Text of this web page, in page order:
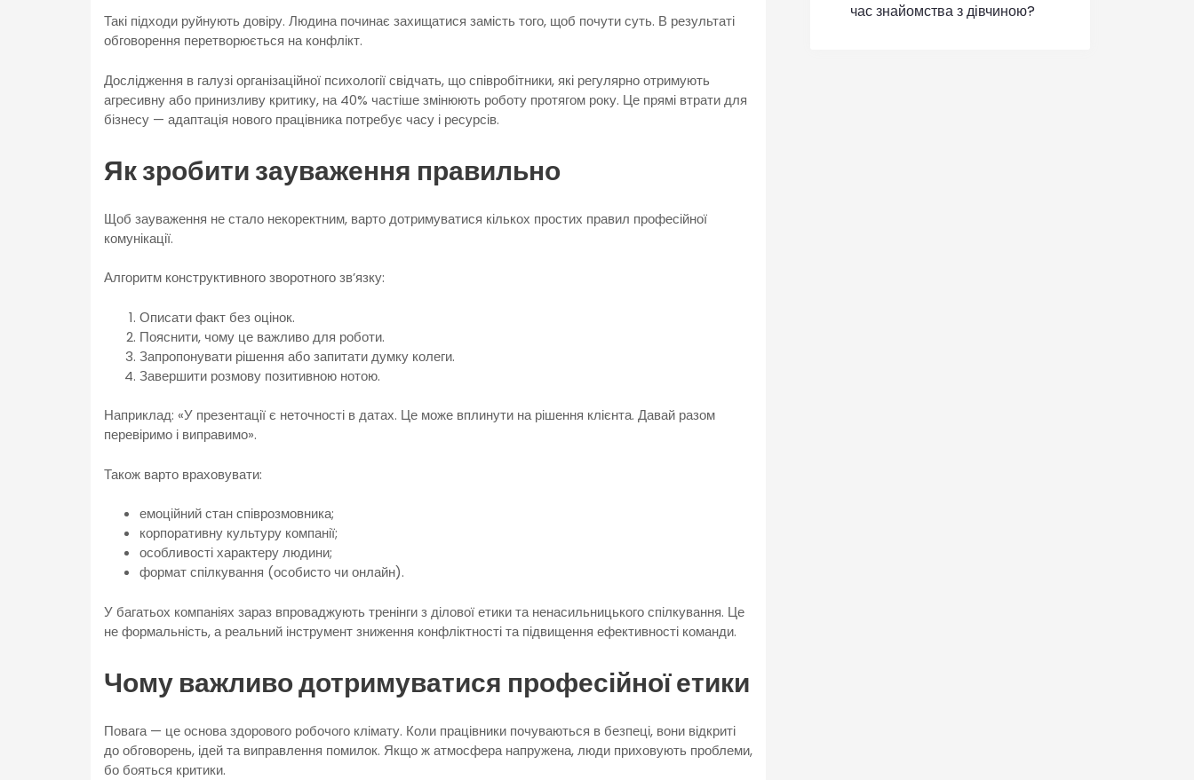
Такі підходи руйнують довіру. Людина починає захищатися замість того, щоб почути суть. В результаті
обговорення перетворюється на конфлікт.
Дослідження в галузі організаційної психології свідчать, що співробітники, які регулярно отримують
агресивну або принизливу критику, на 40% частіше змінюють роботу протягом року. Це прямі втрати для
бізнесу — адаптація нового працівника потребує часу і ресурсів.
Як зробити зауваження правильно
Щоб зауваження не стало некоректним, варто дотримуватися кількох простих правил професійної
комунікації.
Алгоритм конструктивного зворотного зв’язку:
Описати факт без оцінок.
Пояснити, чому це важливо для роботи.
Запропонувати рішення або запитати думку колеги.
Завершити розмову позитивною нотою.
Наприклад: «У презентації є неточності в датах. Це може вплинути на рішення клієнта. Давай разом
перевіримо і виправимо».
Також варто враховувати:
емоційний стан співрозмовника;
корпоративну культуру компанії;
особливості характеру людини;
формат спілкування (особисто чи онлайн).
У багатьох компаніях зараз впроваджують тренінги з ділової етики та ненасильницького спілкування. Це
не формальність, а реальний інструмент зниження конфліктності та підвищення ефективності команди.
Чому важливо дотримуватися професійної етики
Повага — це основа здорового робочого клімату. Коли працівники почуваються в безпеці, вони відкриті
до обговорень, ідей та виправлення помилок. Якщо ж атмосфера напружена, люди приховують проблеми,
бо бояться критики.
час знайомства з дівчиною?